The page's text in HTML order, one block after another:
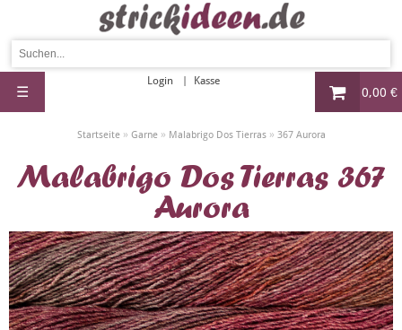
0,00 €
Login Kasse
☰
Startseite» Garne» Malabrigo Dos Tierras» 367 Aurora
Malabrigo Dos Tierras 367
Aurora